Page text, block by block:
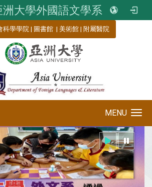
洲大學外國語文學系
科學學院 | 圖書館 | 美術館 | 附屬醫院
MENU